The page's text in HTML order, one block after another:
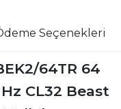
Seçenekleri
64TR 64
CL32 Beast